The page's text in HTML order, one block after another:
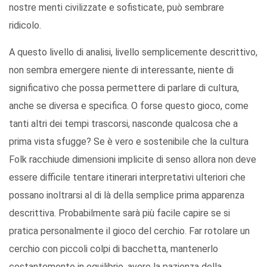
nostre menti civilizzate e sofisticate, può sembrare
ridicolo.
A questo livello di analisi, livello semplicemente descrittivo,
non sembra emergere niente di interessante, niente di
significativo che possa permettere di parlare di cultura,
anche se diversa e specifica. O forse questo gioco, come
tanti altri dei tempi trascorsi, nasconde qualcosa che a
prima vista sfugge? Se è vero e sostenibile che la cultura
Folk racchiude dimensioni implicite di senso allora non deve
essere difficile tentare itinerari interpretativi ulteriori che
possano inoltrarsi al di là della semplice prima apparenza
descrittiva. Probabilmente sarà più facile capire se si
pratica personalmente il gioco del cerchio. Far rotolare un
cerchio con piccoli colpi di bacchetta, mantenerlo